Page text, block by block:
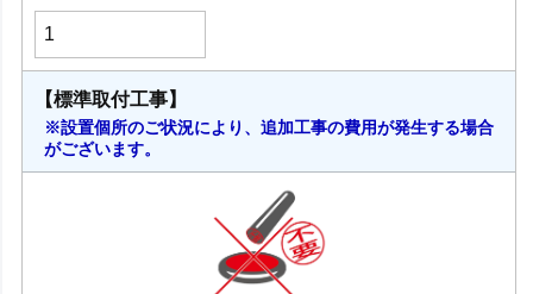
【標準取付工事】
※設置個所のご状況により、追加工事の費用が発生する場合
がございます。